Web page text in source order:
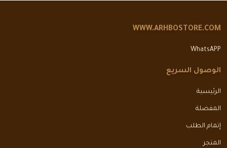
WWW.ARHBOSTORE.COM
WhatsAPP
الوصول السريع
الرئيسية
المفضلة
إتمام الطلب
المتجر